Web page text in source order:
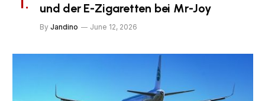
und der E-Zigaretten bei Mr-Joy
By Jandino June 12, 2026